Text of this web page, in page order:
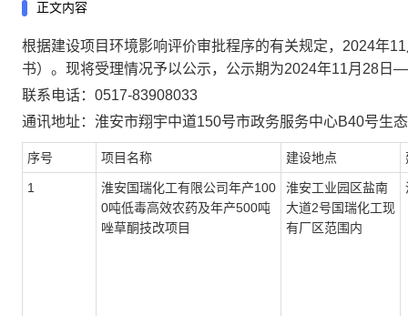
正文内容
根据建设项目环境影响评价审批程序的有关规定，2024年
书）。现将受理情况予以公示，公示期为2024年11月28日
联系电话：0517-83908033
通讯地址：淮安市翔宇中道150号市政务服务中心B40号生
序号 项目名称 建设地点
1
淮安国瑞化工有限公司年产100
0吨低毒高效农药及年产500吨
唑草酮技改项目
淮安工业园区盐南
大道2号国瑞化工现
有厂区范围内